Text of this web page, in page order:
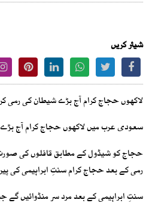
شیئر کریں
لاکھوں حجاج کرام آج بڑے شیطان کی رمی
سعودی عرب میں لاکھوں حجاج کرام آج
حجاج کو شیڈول کے مطابق قافلوں کی
رمی کے بعد حجاج کرام سنتِ ابراہیمی کی
سنتِ ابراہیمی کے بعد مرد سر منڈوائیں گے